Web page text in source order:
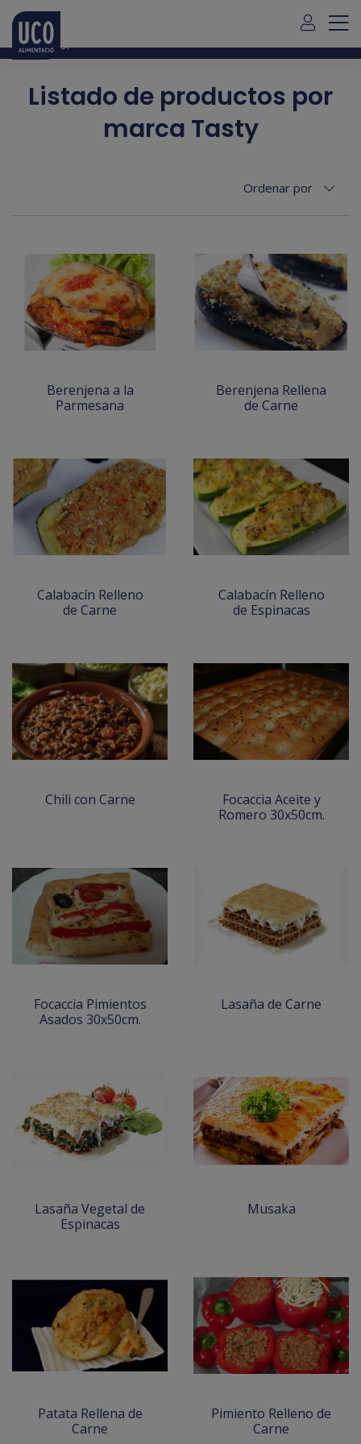
Para envío de pedidos fuera de Mallorca debe contactar con
Español
Listado de productos por
marca Tasty
Ordenar por
Berenjena a la
Parmesana
Berenjena Rellena
de Carne
Calabacín Relleno
de Carne
Calabacín Relleno
de Espinacas
Chili con Carne
Focaccia Aceite y
Romero 30x50cm.
Focaccia Pimientos
Asados 30x50cm.
Lasaña de Carne
Lasaña Vegetal de
Espinacas
Musaka
Patata Rellena de
Carne
Pimiento Relleno de
Carne